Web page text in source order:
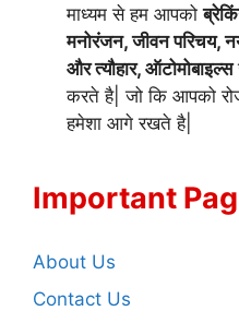
माध्यम से हम आपको
मनोरंजन, जीवन परिचय,
और त्यौहार, ऑटोमोबाइल्स
करते है| जो कि आपको
हमेशा आगे रखते है|
Important
About Us
Contact Us